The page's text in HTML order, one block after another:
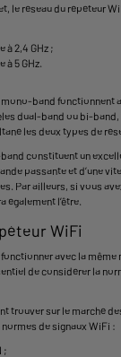
le réseau du répéteur
à 2,4 GHz ;
à 5 GHz.
band fonctionnent
dual-band ou bi-
les deux types de
constituent un
passante et d’une
Par ailleurs, si vous
également l’être.
WiFi
avec la
de considérer la
trouver sur le marché
de signaux WiFi :
;